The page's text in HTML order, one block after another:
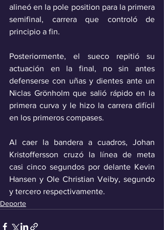
alineó en la pole position para la primera
semifinal, carrera que controló de
principio a fin.
Posteriormente, el sueco repitió su
actuación en la final, no sin antes
defenserse con uñas y dientes ante un
Niclas Grönholm que salió rápido en la
primera curva y le hizo la carrera difícil
en los primeros compases.
Al caer la bandera a cuadros, Johan
Kristoffersson cruzó la línea de meta
casi cinco segundos por delante Kevin
Hansen y Ole Christian Veiby, segundo
y tercero respectivamente.
Deporte